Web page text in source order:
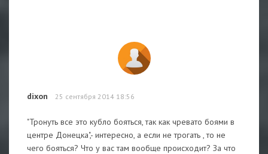
dixon 25 сентября 2014 18:56
"Тронуть все это кубло бояться, так как чревато боями в
центре Донецка",- интересно, а если не трогать , то не
чего бояться? Что у вас там вообще происходит? За что